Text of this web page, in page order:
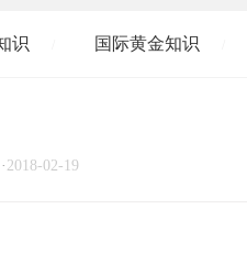
识 国际黄金知识
识
· 2018-02-19